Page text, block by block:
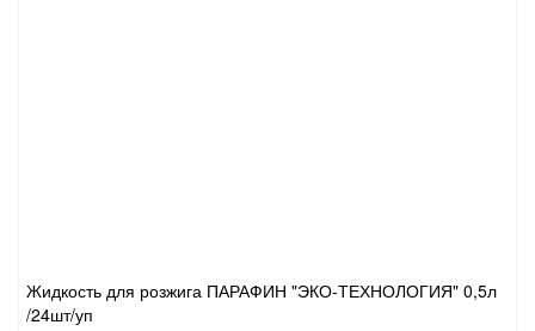
Жидкость для розжига ПАРАФИН "ЭКО-ТЕХНОЛОГИЯ" 0,5л
/24шт/уп